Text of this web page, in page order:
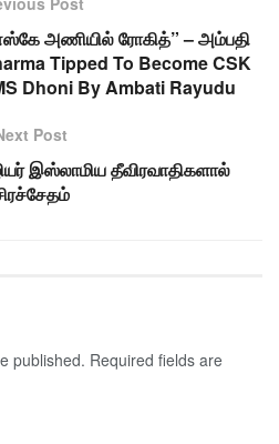
அணியில் ரோகித்” – அம்பதி
Tipped To Become CSK
Dhoni By Ambati Rayudu
Post
இஸ்லாமிய தீவிரவாதிகளால்
published. Required fields are